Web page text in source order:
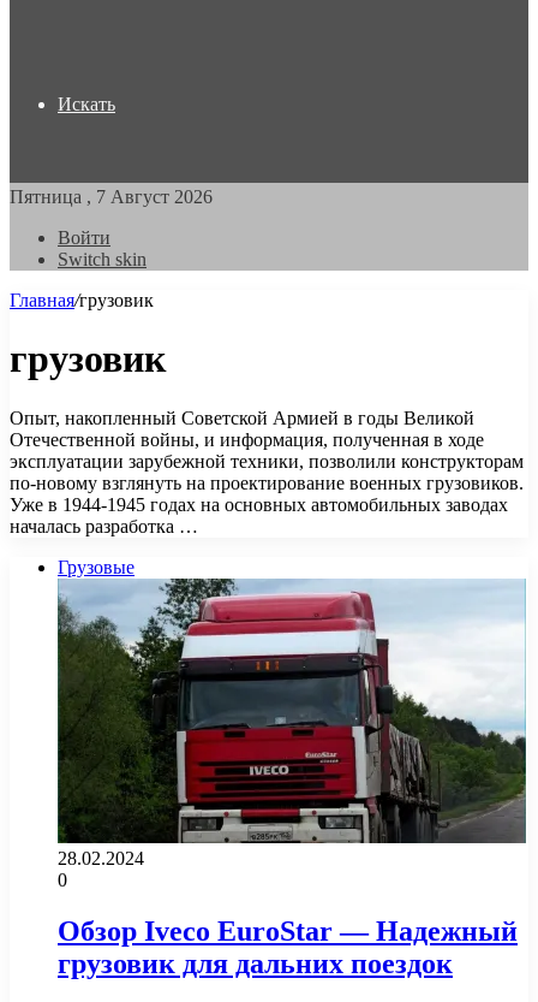
Искать
Пятница , 7 Август 2026
Войти
Switch skin
Главная/грузовик
грузовик
Опыт, накопленный Советской Армией в годы Великой
Отечественной войны, и информация, полученная в ходе
эксплуатации зарубежной техники, позволили конструкторам
по-новому взглянуть на проектирование военных грузовиков.
Уже в 1944-1945 годах на основных автомобильных заводах
началась разработка …
Грузовые
28.02.2024
0
Обзор Iveco EuroStar — Надежный
грузовик для дальних поездок